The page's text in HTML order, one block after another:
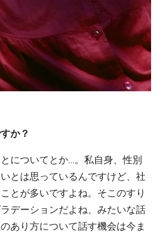
か？
についてとか…。私自身、性別
とは思っているんですけど、社
とが多いですよね。そこのすり
デーションだよね、みたいな話
あり方について話す機会は今ま